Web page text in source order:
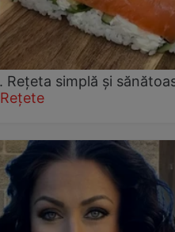
simplă și
Rețete